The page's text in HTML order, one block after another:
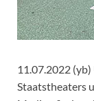
11.07.2022
Staatstheaters